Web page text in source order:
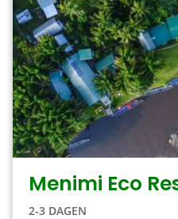
Menimi Eco
2-3 DAGEN